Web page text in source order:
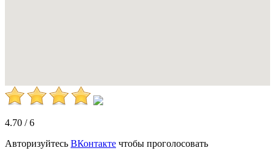
4.70 /6
Авторизуйтесь ВКонтакте чтобы проголосовать